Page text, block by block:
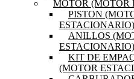
MOTOR (MOTOR
PISTON
ESTACIONARIO)
ANILLOS
ESTACIONARIO)
KIT DE
(MOTOR